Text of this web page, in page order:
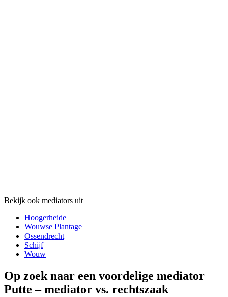
Bekijk ook mediators uit
Hoogerheide
Wouwse Plantage
Ossendrecht
Schijf
Wouw
Op zoek naar een voordelige mediator
Putte – mediator vs. rechtszaak